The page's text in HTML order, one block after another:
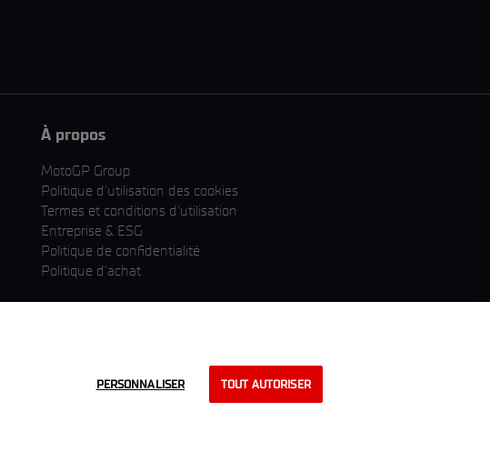
À propos
MotoGP Group
Politique d'utilisation des cookies
Termes et conditions d'utilisation
Entreprise & ESG
Politique de confidentialité
Politique d’achat
PERSONNALISER TOUT AUTORISER